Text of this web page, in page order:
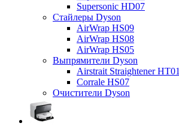
Supersonic HD07
Стайлеры Dyson
AirWrap HS09
AirWrap HS08
AirWrap HS05
Выпрямители Dyson
Airstrait Straightener HT01
Corrale HS07
Очистители Dyson